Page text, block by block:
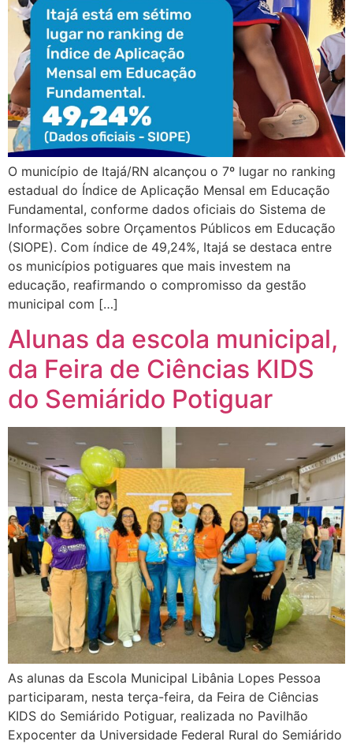
O município de Itajá/RN alcançou o 7º lugar no ranking
estadual do Índice de Aplicação Mensal em Educação
Fundamental, conforme dados oficiais do Sistema de
Informações sobre Orçamentos Públicos em Educação
(SIOPE). Com índice de 49,24%, Itajá se destaca entre
os municípios potiguares que mais investem na
educação, reafirmando o compromisso da gestão
municipal com […]
Alunas da escola municipal,
da Feira de Ciências KIDS
do Semiárido Potiguar
As alunas da Escola Municipal Libânia Lopes Pessoa
participaram, nesta terça-feira, da Feira de Ciências
KIDS do Semiárido Potiguar, realizada no Pavilhão
Expocenter da Universidade Federal Rural do Semiárido